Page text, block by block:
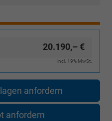
20.190,– €
incl. 19% MwSt.
anfordern
anfordern